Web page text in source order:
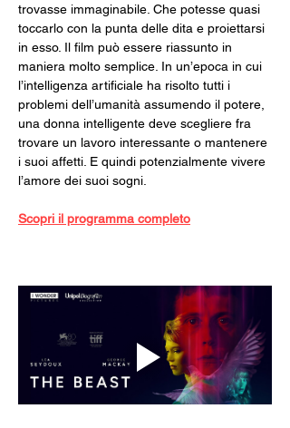
trovasse immaginabile. Che potesse quasi
toccarlo con la punta delle dita e proiettarsi
in esso. Il film può essere riassunto in
maniera molto semplice. In un’epoca in cui
l’intelligenza artificiale ha risolto tutti i
problemi dell’umanità assumendo il potere,
una donna intelligente deve scegliere fra
trovare un lavoro interessante o mantenere
i suoi affetti. E quindi potenzialmente vivere
l’amore dei suoi sogni.
Scopri il programma completo